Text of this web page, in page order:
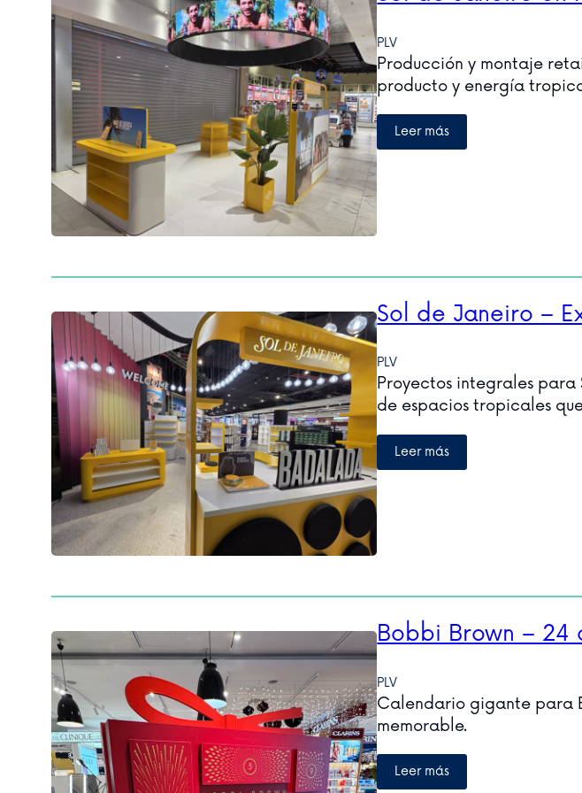
PLV
Producción y montaje
producto y energía
Leer más
Sol de Janeiro –
PLV
Proyectos integrales
de espacios tropicales
Leer más
Bobbi Brown – 24
PLV
Calendario gigante para
memorable.
Leer más